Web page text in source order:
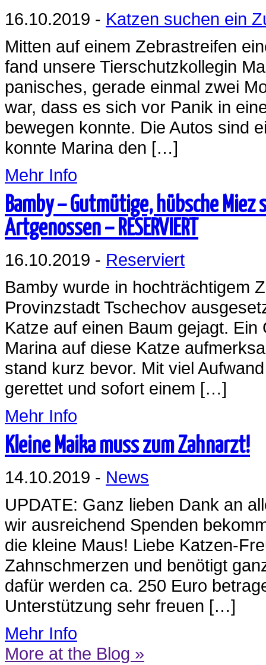
16.10.2019 - Katzen suchen ein
Mitten auf einem Zebrastreifen
fand unsere Tierschutzkollegin
panisches, gerade einmal zwei
war, dass es sich vor Panik in
bewegen konnte. Die Autos sind
konnte Marina den […]
Mehr Info
Bamby – Gutmütige, hübsche
Artgenossen – RESERVIERT
16.10.2019 - Reserviert
Bamby wurde in hochträchtigem
Provinzstadt Tschechov
Katze auf einen Baum gejagt.
Marina auf diese Katze
stand kurz bevor. Mit viel
gerettet und sofort einem […]
Mehr Info
Kleine Maika muss zum Zahnarzt!
14.10.2019 - News
UPDATE: Ganz lieben Dank an
wir ausreichend Spenden
die kleine Maus! Liebe Katzen-
Zahnschmerzen und benötigt
dafür werden ca. 250 Euro
Unterstützung sehr freuen […]
Mehr Info
More at the Blog »